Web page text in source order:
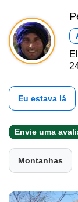
Eu estava lá
Envie uma
Montanhas